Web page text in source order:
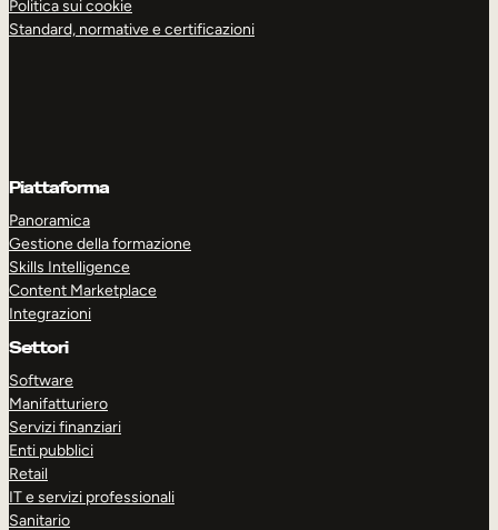
Politica sui cookie
Standard, normative e certificazioni
Piattaforma
Panoramica
Gestione della formazione
Skills Intelligence
Content Marketplace
Integrazioni
Settori
Software
Manifatturiero
Servizi finanziari
Enti pubblici
Retail
IT e servizi professionali
Sanitario